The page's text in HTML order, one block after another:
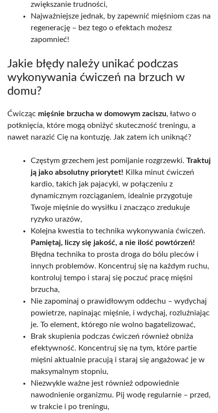
zwiększanie trudności,
Najważniejsze jednak, by zapewnić mięśniom czas na
regenerację – bez tego o efektach możesz
zapomnieć!
Jakie błędy należy unikać podczas
wykonywania ćwiczeń na brzuch w
domu?
Ćwicząc mięśnie brzucha w domowym zaciszu, łatwo o
potknięcia, które mogą obniżyć skuteczność treningu, a
nawet narazić Cię na kontuzję. Jak zatem ich uniknąć?
Częstym grzechem jest pomijanie rozgrzewki. Traktuj
ją jako absolutny priorytet! Kilka minut ćwiczeń
kardio, takich jak pajacyki, w połączeniu z
dynamicznym rozciąganiem, idealnie przygotuje
Twoje mięśnie do wysiłku i znacząco zredukuje
ryzyko urazów,
Kolejna kwestia to technika wykonywania ćwiczeń.
Pamiętaj, liczy się jakość, a nie ilość powtórzeń!
Błędna technika to prosta droga do bólu pleców i
innych problemów. Koncentruj się na każdym ruchu,
kontroluj tempo i staraj się poczuć pracę mięśni
brzucha,
Nie zapominaj o prawidłowym oddechu – wydychaj
powietrze, napinając mięśnie, i wdychaj, rozluźniając
je. To element, którego nie wolno bagatelizować,
Brak skupienia podczas ćwiczeń również obniża
efektywność. Koncentruj się na tym, które partie
mięśni aktualnie pracują i staraj się angażować je w
maksymalnym stopniu,
Niezwykle ważne jest również odpowiednie
nawodnienie organizmu. Pij wodę regularnie – przed,
w trakcie i po treningu,